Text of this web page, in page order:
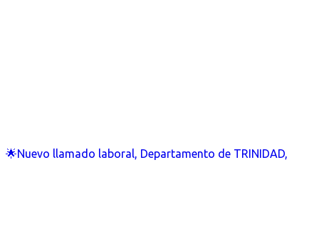
🌟Nuevo llamado laboral, Departamento de TRINIDAD,